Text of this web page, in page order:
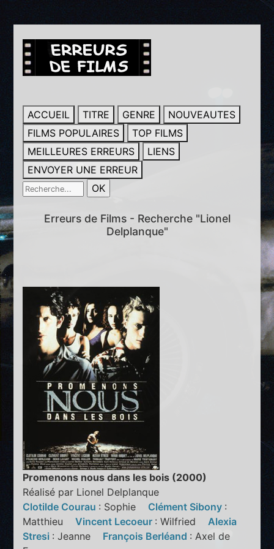
ACCUEIL TITRE GENRE
NOUVEAUTES
FILMS POPULAIRES
TOP FILMS
MEILLEURES ERREURS
LIENS
ENVOYER UNE ERREUR
Erreurs de Films - Recherche "Lionel
Delplanque"
Promenons nous dans les bois (2000)
Réalisé par Lionel Delplanque
Clotilde Courau : Sophie Clément Sibony :
MatthieuVincent Lecoeur : Wilfried Alexia
Stresi : Jeanne François Berléand : Axel de